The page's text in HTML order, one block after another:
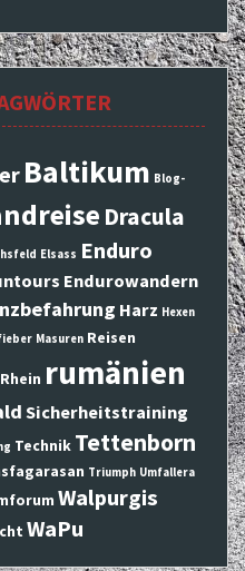
Baltikum Blog-
Dracula
Elsass Enduro
Endurowandern
Harz Hexen
Masuren Reisen
Rhein rumänien
Sicherheitstraining
Technik Tettenborn
Triumph Umfallera
Walpurgis
WaPu